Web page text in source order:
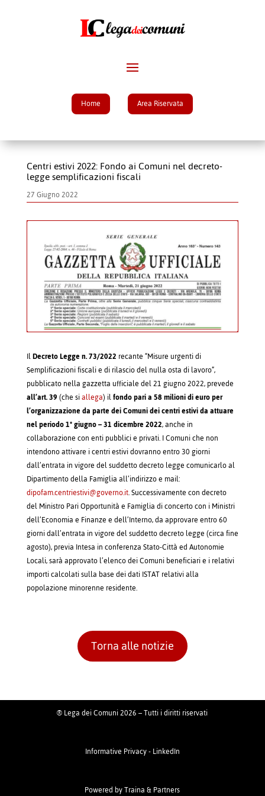
Home Area Riservata
Centri estivi 2022: Fondo ai Comuni nel decreto-
legge semplificazioni fiscali
27 Giugno 2022
IlDecreto Legge n. 73/2022 recante “Misure urgenti di
Semplificazioni fiscali e di rilascio del nulla osta di lavoro”,
pubblicato nella gazzetta ufficiale del 21 giugno 2022, prevede
all’art. 39(che siallega) ilfondo pari a 58 milioni di euro per
l’organizzazione da parte dei Comuni dei centri estivi da attuare
nel periodo 1° giugno – 31 dicembre 2022, anche in
collaborazione con enti pubblici e privati. I Comuni che non
intendono attivare i centri estivi dovranno entro 30 giorni
dall’entrata in vigore del suddetto decreto legge comunicarlo al
Dipartimento della Famiglia all’indirizzo e mail:
dipofam.centriestivi@governo.it. Successivamente con decreto
del Ministro Pari Opportunità e Famiglia di concerto con i Ministri
dell’Economia e Finanze e dell’Interno, da approvare entro 60
giorni dall’entrata in vigore del suddetto decreto legge (circa fine
agosto), previa Intesa in conferenza Stato-Città ed Autonomie
Locali, sarà approvato l’elenco dei Comuni beneficiari e i relativi
importi calcolati sulla base dei dati ISTAT relativi alla
popolazione minorenne residente.
Torna alle notizie
® Lega dei Comuni 2026 – Tutti i diritti riservati
Informative Privacy-LinkedIn
Powered byTraina & Partners